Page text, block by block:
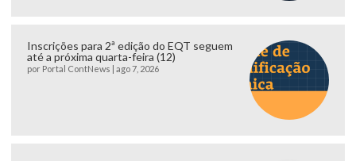
Inscrições para 2ª edição do EQT seguem
até a próxima quarta-feira (12)
por Portal ContNews ago 7, 2026